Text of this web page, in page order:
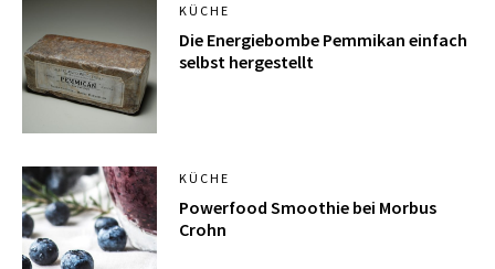
KÜCHE
Die Energiebombe Pemmikan einfach
selbst hergestellt
KÜCHE
Powerfood Smoothie bei Morbus
Crohn